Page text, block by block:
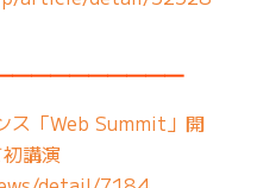
ス「Web Summit」開
講演